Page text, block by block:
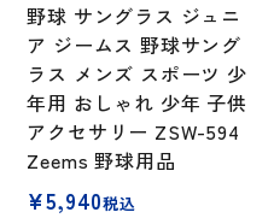
野球 サングラス ジュニ
ア ジームス 野球サング
ラス メンズ スポーツ 少
年用 おしゃれ 少年 子供
アクセサリー ZSW-594
Zeems 野球用品
¥5,940税込